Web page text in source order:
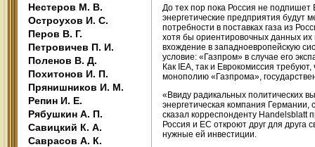
Нестеров М. В.
Остроухов И. С.
Перов В. Г.
Петровичев П. И.
Поленов В. Д.
Похитонов И. П.
Прянишников И. М.
Репин И. Е.
Рябушкин А. П.
Савицкий К. А.
Саврасов А. К.
До тех пор пока Россия не подпишет
энергетические предприятия будут
потребности в поставках газа из
хотя бы ориентировочных данных
вхождение в западноевропейскую
условие: «Газпром» в случае его
Как IEA, так и Еврокомиссия
монополию «Газпрома»,
«Ввиду радикальных политических
энергетическая компания
сказал корреспонденту Handelsblatt
Россия и ЕС откроют друг для друга
нужные ей инвестиции.